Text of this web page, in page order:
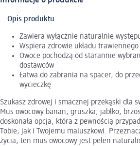
Opis produktu
Zawiera wyłącznie naturalnie
Wspiera zdrowie układu trawiennego
Owoce pochodzą od starannie
dostawców
Łatwa do zabrania na spacer, do
wycieczkę
Szukasz zdrowej i smacznej przekąski dla
Mus owocowy banan, gruszka, jabłko,
doskonała opcja, która z pewnością
Tobie, jak i Twojemu maluszkowi.
życia, ten mus owocowy jest pełen